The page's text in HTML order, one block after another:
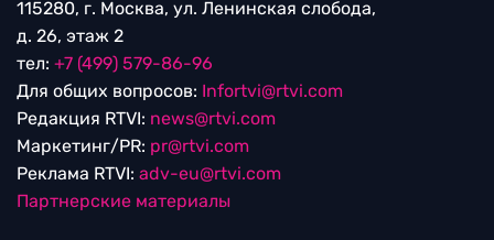
115280, г. Москва, ул. Ленинская слобода,
д. 26, этаж 2
тел: +7 (499) 579-86-96
Для общих вопросов: Infortvi@rtvi.com
Редакция RTVI: news@rtvi.com
Маркетинг/PR: pr@rtvi.com
Реклама RTVI: adv-eu@rtvi.com
Партнерские материалы